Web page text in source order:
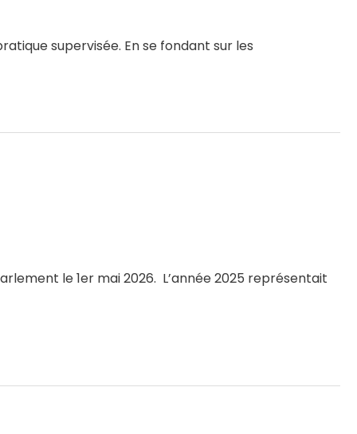
supervisée. En se fondant sur les
le 1er mai 2026. L’année 2025 représentait